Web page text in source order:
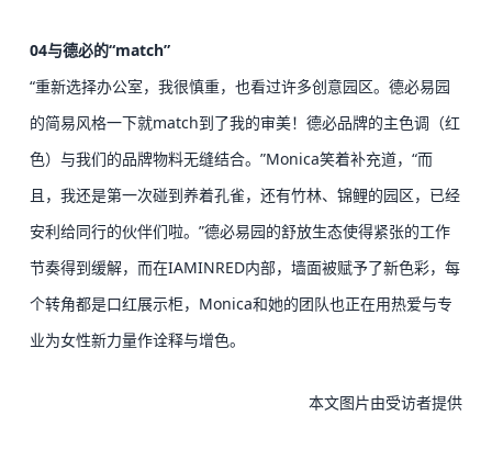
04与德必的“match”
“重新选择办公室，我很慎重，也看过许多创意园区。德必易园
的简易风格一下就match到了我的审美！德必品牌的主色调（红
色）与我们的品牌物料无缝结合。”Monica笑着补充道，“而
且，我还是第一次碰到养着孔雀，还有竹林、锦鲤的园区，已经
安利给同行的伙伴们啦。”德必易园的舒放生态使得紧张的工作
节奏得到缓解，而在IAMINRED内部，墙面被赋予了新色彩，每
个转角都是口红展示柜，Monica和她的团队也正在用热爱与专
业为女性新力量作诠释与增色。
本文图片由受访者提供